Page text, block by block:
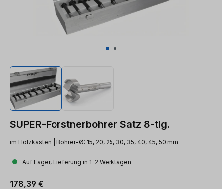
SUPER-Forstnerbohrer Satz 8-tlg.
im Holzkasten | Bohrer-Ø: 15, 20, 25, 30, 35, 40, 45, 50 mm
Auf Lager, Lieferung in 1-2 Werktagen
Regulärer Preis:
178,39 €